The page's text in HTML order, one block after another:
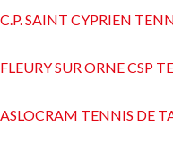
C.P. SAINT CYPRIEN
FLEURY SUR ORNE CSP
ASLOCRAM TENNIS DE